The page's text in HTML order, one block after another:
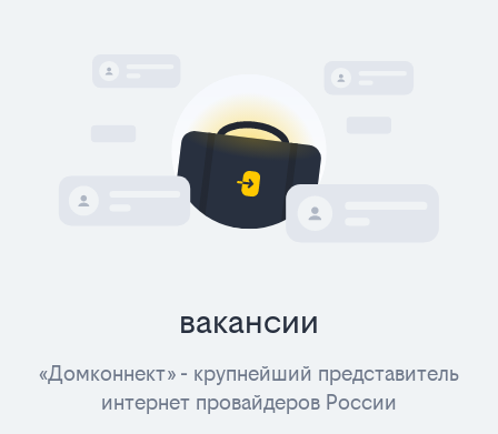
вакансии
«Домконнект» - крупнейший представитель
интернет провайдеров России